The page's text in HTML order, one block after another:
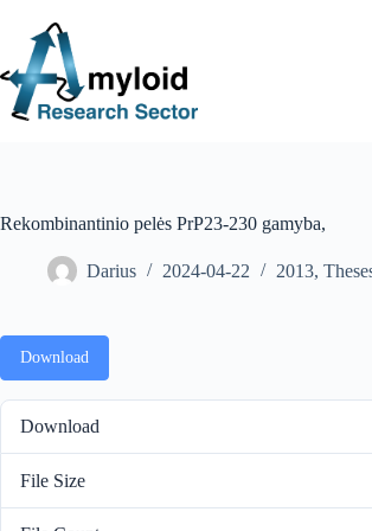
p
e
Rekombinantinio pelės PrP23-230 gamyba,
Darius 2024-04-22 2013,
Download
Download
File Size